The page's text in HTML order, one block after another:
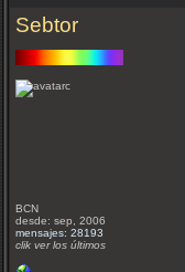
Sebtor
BCN
desde: sep, 2006
mensajes: 28193
clik ver los últimos